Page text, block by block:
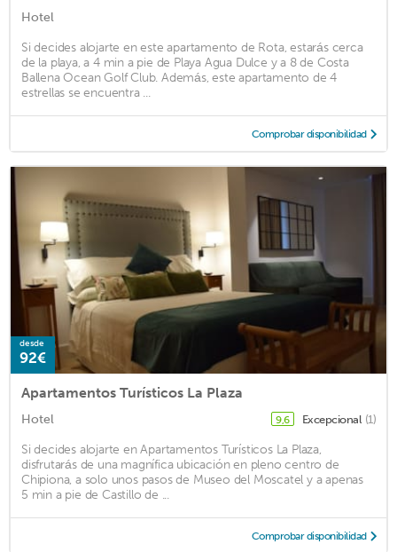
Hotel
Si decides alojarte en este apartamento de Rota, estarás cerca
de la playa, a 4 min a pie de Playa Agua Dulce y a 8 de Costa
Ballena Ocean Golf Club. Además, este apartamento de 4
estrellas se encuentra ...
Comprobar disponibilidad
desde
92€
Apartamentos Turísticos La Plaza
Hotel 9,6 Excepcional (1)
Si decides alojarte en Apartamentos Turísticos La Plaza,
disfrutarás de una magnífica ubicación en pleno centro de
Chipiona, a solo unos pasos de Museo del Moscatel y a apenas
5 min a pie de Castillo de ...
Comprobar disponibilidad